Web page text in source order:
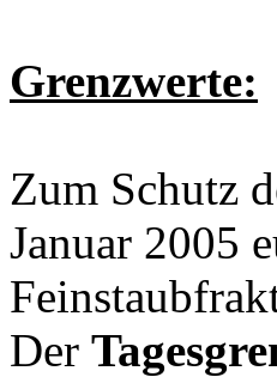
Grenzwerte:
Zum Schutz
Januar 2005
Der